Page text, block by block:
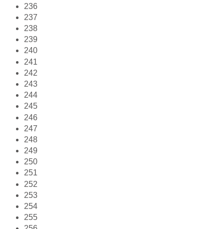
236
237
238
239
240
241
242
243
244
245
246
247
248
249
250
251
252
253
254
255